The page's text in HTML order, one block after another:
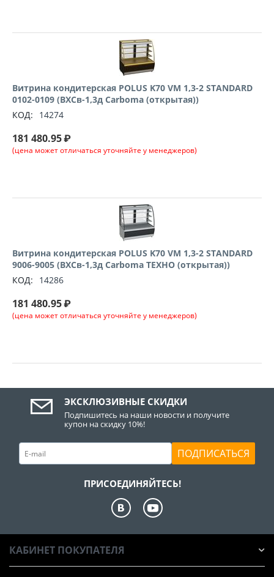
Витрина кондитерская POLUS K70 VM 1,3-2 STANDARD
0102-0109 (ВХСв-1,3д Сarboma (открытая))
КОД:
14274
181 480.95₽
(цена может отличаться уточняйте у менеджеров)
Витрина кондитерская POLUS K70 VM 1,3-2 STANDARD
9006-9005 (ВХСв-1,3д Сarboma ТЕХНО (открытая))
КОД:
14286
181 480.95₽
(цена может отличаться уточняйте у менеджеров)
ЭКСКЛЮЗИВНЫЕ СКИДКИ
Подпишитесь на наши новости и получите
купон на скидку 10%!
ПОДПИСАТЬСЯ
ПРИСОЕДИНЯЙТЕСЬ!
КАБИНЕТ ПОКУПАТЕЛЯ